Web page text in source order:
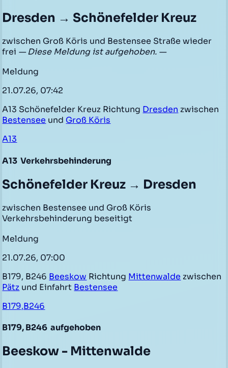
Dresden → Schönefelder Kreuz
zwischen Groß Köris und Bestensee Straße wieder
frei — Diese Meldung ist aufgehoben. —
Meldung
21.07.26, 07:42
A13 Schönefelder Kreuz Richtung Dresden zwischen
Bestensee und Groß Köris
A13
A13 Verkehrsbehinderung
Schönefelder Kreuz → Dresden
zwischen Bestensee und Groß Köris
Verkehrsbehinderung beseitigt
Meldung
21.07.26, 07:00
B179, B246 Beeskow Richtung Mittenwalde zwischen
Pätz und Einfahrt Bestensee
B179,B246
B179, B246 aufgehoben
Beeskow - Mittenwalde